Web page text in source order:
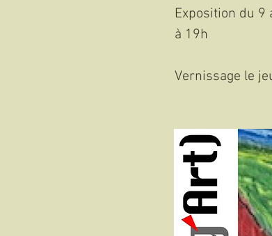
Exposition du 9
à 19h
Vernissage le